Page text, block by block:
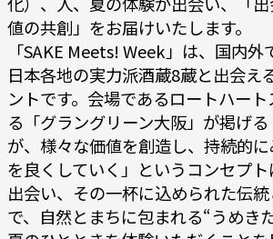
値の共創」をお届けいたします。
「SAKE Meets! Week」は、国内
日本各地の実力派酒蔵8蔵と出会え
ントです。会場であるロートハー
る「グラングリーン大阪」が掲げ
が、様々な価値を創造し、持続的
を良くしていく」というコンセプ
出会い、その一杯に込められた伝
で、自然とまちに包まれる“うめき